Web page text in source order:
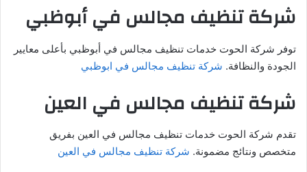
شركة تنظيف مجالس في أبوظبي
توفر شركة الحوت خدمات تنظيف مجالس في أبوظبي بأعلى معايير
الجودة والنظافة. شركة تنظيف مجالس في ابوظبي
شركة تنظيف مجالس في العين
تقدم شركة الحوت خدمات تنظيف مجالس في العين بفريق
متخصص ونتائج مضمونة. شركة تنظيف مجالس في العين